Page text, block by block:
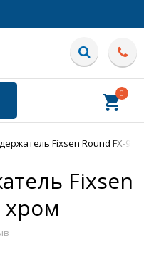
0
Fixsen Round FX-
Fixsen
хром